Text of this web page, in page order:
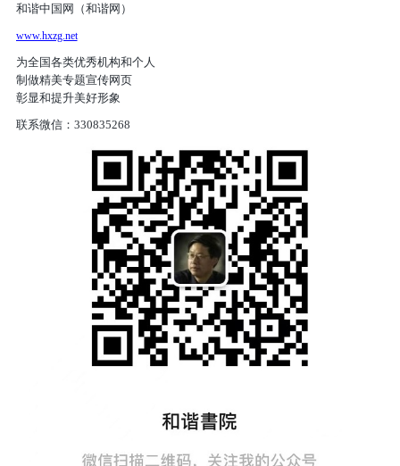
和谐中国网（和谐网）
www.hxzg.net
为全国各类优秀机构和个人
制做精美专题宣传网页
彰显和提升美好形象
联系微信： 330835268